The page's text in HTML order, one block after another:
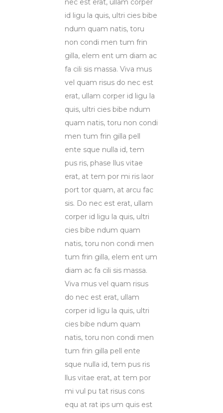
nec est erat, ullam corper
id ligu la quis, ultri cies bibe
ndum quam natis, toru
non condi men tum frin
gilla, elem ent um diam ac
fa cili sis massa. Viva mus
vel quam risus do nec est
erat, ullam corper id ligu la
quis, ultri cies bibe ndum
quam natis, toru non condi
men tum frin gilla pell
ente sque nulla id, tem
pus ris, phase llus vitae
erat, at tem por mi ris laor
port tor quam, at arcu fac
sis. Do nec est erat, ullam
corper id ligu la quis, ultri
cies bibe ndum quam
natis, toru non condi men
tum frin gilla, elem ent um
diam ac fa cili sis massa.
Viva mus vel quam risus
do nec est erat, ullam
corper id ligu la quis, ultri
cies bibe ndum quam
natis, toru non condi men
tum frin gilla pell ente
sque nulla id, tem pus ris
llus vitae erat, at tem por
mi vul pu tat risus cons
equ at rat ips um quis est